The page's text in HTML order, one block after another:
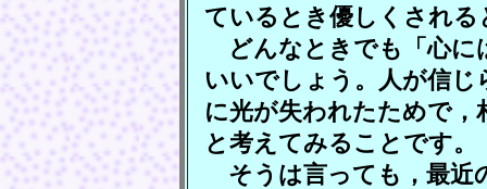
ているとき優しくされる
どんなときでも「心に
いいでしょう。人が信
に光が失われたためで
と考えてみることです。
そうは言っても，最近